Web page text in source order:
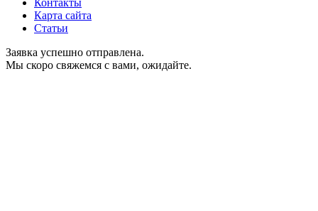
Карта сайта
Статьи
Заявка успешно отправлена.
Мы скоро свяжемся с вами, ожидайте.